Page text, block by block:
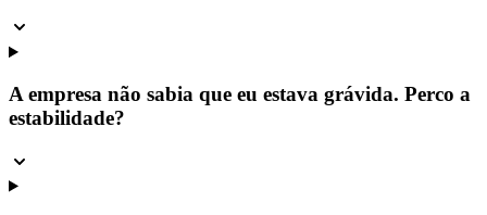
A empresa não sabia que eu estava grávida. Perco a
estabilidade?